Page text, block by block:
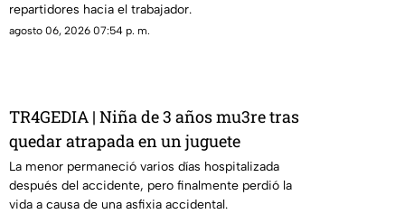
repartidores hacia el trabajador.
agosto 06, 2026 07:54 p. m.
TR4GEDIA | Niña de 3 años mu3re tras
quedar atrapada en un juguete
La menor permaneció varios días hospitalizada
después del accidente, pero finalmente perdió la
vida a causa de una asfixia accidental.